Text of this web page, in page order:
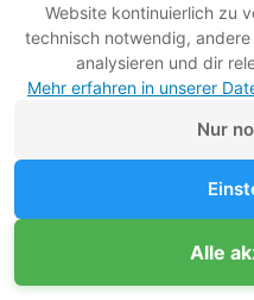
Ja, etwas Ausrüstung ist
Unterstütze Survival-Kompass
Website kontinuierlich zu
technisch notwendig,
analysieren und dir
Mehr erfahren in unserer
Nur
Alle